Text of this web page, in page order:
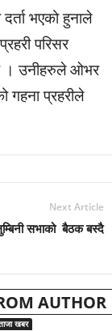
दर्ता भएको हुनाले
परिसर
। उनीहरुले ओभर
गहना प्रहरीले
Next Article
सभाको बैठक बस्दै
AUTHOR
खबर